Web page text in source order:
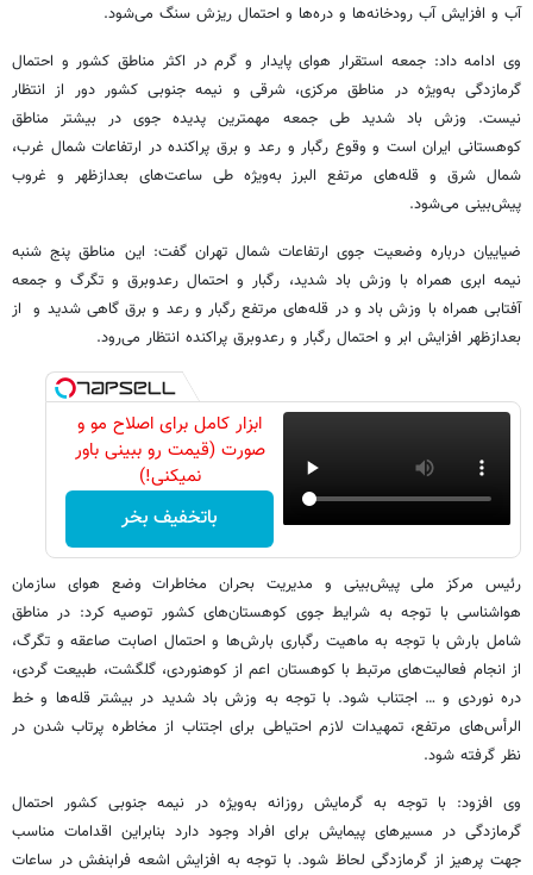
آب و افزایش آب رودخانه‌ها و دره‌ها و احتمال ریزش سنگ می‌شود.
وی ادامه داد: جمعه استقرار هوای پایدار و گرم در اکثر مناطق کشور و احتمال
گرمازدگی به‌ویژه در مناطق مرکزی، شرقی و نیمه جنوبی کشور دور از انتظار
نیست. وزش باد شدید طی جمعه مهمترین پدیده جوی در بیشتر مناطق
کوهستانی ایران است و وقوع رگبار و رعد و برق پراکنده در ارتفاعات شمال غرب،
شمال شرق و قله‌های مرتفع البرز به‌ویژه طی ساعت‌های بعدازظهر و غروب
پیش‌بینی می‌شود.
ضیاییان درباره وضعیت جوی ارتفاعات شمال تهران گفت: این مناطق پنج شنبه
نیمه ابری همراه با وزش باد شدید، رگبار و احتمال رعدوبرق و تگرگ و جمعه
آفتابی همراه با وزش باد و در قله‌های مرتفع رگبار و رعد و برق گاهی شدید و از
بعدازظهر افزایش ابر و احتمال رگبار و رعدوبرق پراکنده انتظار می‌رود.
ابزار کامل برای اصلاح مو و
صورت (قیمت رو ببینی باور
نمیکنی!)
باتخفیف بخر
رئیس مرکز ملی پیش‌بینی و مدیریت بحران مخاطرات وضع هوای سازمان
هواشناسی با توجه به شرایط جوی کوهستان‌های کشور توصیه کرد: در مناطق
شامل بارش با توجه به ماهیت رگباری بارش‌ها و احتمال اصابت صاعقه و تگرگ،
از انجام فعالیت‌های مرتبط با کوهستان اعم از کوهنوردی، گلگشت، طبیعت گردی،
دره نوردی و … اجتناب شود. با توجه به وزش باد شدید در بیشتر قله‌ها و خط
الرأس‌های مرتفع، تمهیدات لازم احتیاطی برای اجتناب از مخاطره پرتاب شدن در
نظر گرفته شود.
وی افزود: با توجه به گرمایش روزانه به‌ویژه در نیمه جنوبی کشور احتمال
گرمازدگی در مسیرهای پیمایش برای افراد وجود دارد بنابراین اقدامات مناسب
جهت پرهیز از گرمازدگی لحاظ شود. با توجه به افزایش اشعه فرابنفش در ساعات